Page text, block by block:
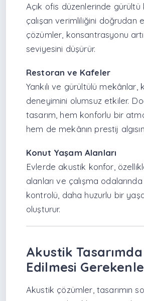
Açık ofis düzenlerinde gürültü
çalışan verimliliğini doğrudan
çözümler, konsantrasyonu
seviyesini düşürür.
Restoran ve Kafeler
Yankılı ve gürültülü mekânlar,
deneyimini olumsuz etkiler.
tasarım, hem konforlu bir
hem de mekânın prestij
Konut Yaşam Alanları
Evlerde akustik konfor,
alanları ve çalışma
kontrolü, daha huzurlu bir
oluşturur.
Akustik
Edilmesi
Akustik çözümler, tasarımın